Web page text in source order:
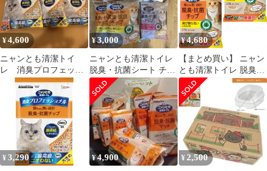
¥4,600
ニャンとも清潔トイ
レ 消臭プロフェッシ
ョナル 4ℓ 3袋
¥3,000
ニャンとも清潔トイレ
脱臭・抗菌シート チッ
プ まとめ売り
¥4,680
【まとめ買い】 ニャン
とも清潔トイレ 脱臭・
抗菌チップ 大きめの粒
2.5L [猫砂]システムト
イレ用 2個セット
¥ 3,290 ¥4,900 ¥ 2,500